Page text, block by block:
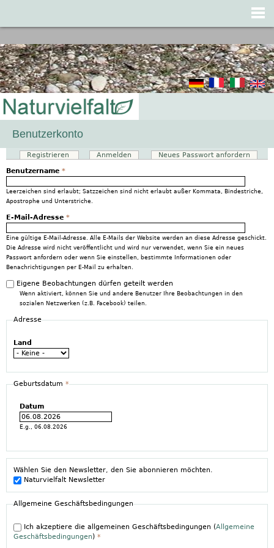
Benutzerkonto
Haupt-Reiter
Registrieren (aktiver Reiter)
Anmelden
Neues Passwort anfordern
Benutzername *
Leerzeichen sind erlaubt; Satzzeichen sind nicht erlaubt außer Kommata, Bindestriche,
Apostrophe und Unterstriche.
E-Mail-Adresse *
Eine gültige E-Mail-Adresse. Alle E-Mails der Website werden an diese Adresse geschickt.
Die Adresse wird nicht veröffentlicht und wird nur verwendet, wenn Sie ein neues
Passwort anfordern oder wenn Sie einstellen, bestimmte Informationen oder
Benachrichtigungen per E-Mail zu erhalten.
Eigene Beobachtungen dürfen geteilt werden
Wenn aktiviert, können Sie und andere Benutzer Ihre Beobachtungen in den
sozialen Netzwerken (z.B. Facebook) teilen.
Adresse
Land
Geburtsdatum *
Datum
E.g., 06.08.2026
Wählen Sie den Newsletter, den Sie abonnieren möchten.
Naturvielfalt Newsletter
Allgemeine Geschäftsbedingungen
Ich akzeptiere die allgemeinen Geschäftsbedingungen (Allgemeine
Geschäftsbedingungen) *